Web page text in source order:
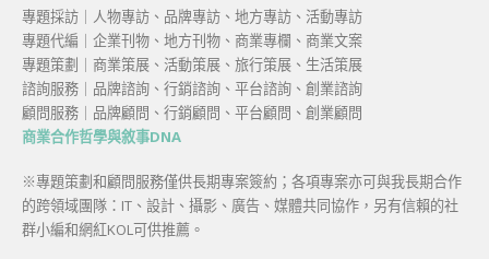
專題採訪｜人物專訪、品牌專訪、地方專訪、活動專訪
專題代編｜企業刊物、地方刊物、商業專欄、商業文案
專題策劃｜商業策展、活動策展、旅行策展、生活策展
諮詢服務｜品牌諮詢、行銷諮詢、平台諮詢、創業諮詢
顧問服務｜品牌顧問、行銷顧問、平台顧問、創業顧問
商業合作哲學與敘事DNA
※專題策劃和顧問服務僅供長期專案簽約；各項專案亦可與我長期合作
的跨領域團隊：IT、設計、攝影、廣告、媒體共同協作，另有信賴的社
群小編和網紅KOL可供推薦。